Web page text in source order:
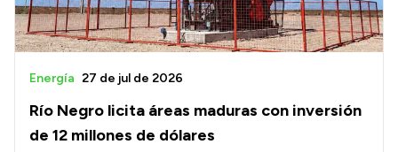
Río Negro licita áreas maduras con inversión
de 12 millones de dólares
Energía 27 de jul de 2026